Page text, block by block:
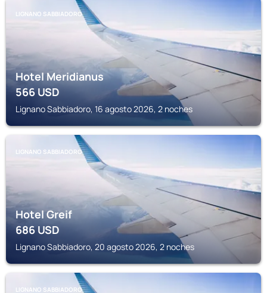
LIGNANO SABBIADORO
Hotel Meridianus
566USD
Lignano Sabbiadoro, 16 agosto 2026, 2 noches
LIGNANO SABBIADORO
Hotel Greif
686USD
Lignano Sabbiadoro, 20 agosto 2026, 2 noches
LIGNANO SABBIADORO